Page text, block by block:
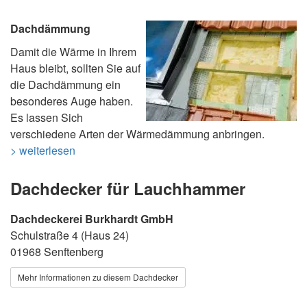
Dachdämmung
Damit die Wärme in Ihrem
Haus bleibt, sollten Sie auf
die Dachdämmung ein
besonderes Auge haben.
Es lassen Sich
verschiedene Arten der Wärmedämmung anbringen.
> weiterlesen
Dachdecker für Lauchhammer
Dachdeckerei Burkhardt GmbH
Schulstraße 4 (Haus 24)
01968 Senftenberg
Mehr Informationen zu diesem Dachdecker